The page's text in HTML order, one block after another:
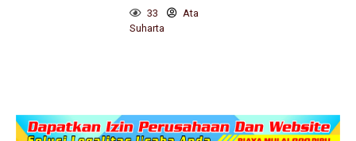
33
Ata
Suharta